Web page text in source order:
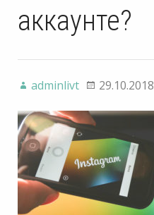
аккаунте?
adminlivt 29.10.2018